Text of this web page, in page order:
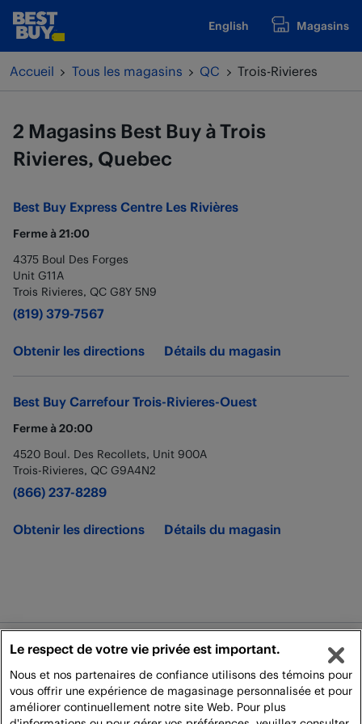
Passer au contenu
www.bestbuy.ca English Magasins
Accueil Tous les magasins QC Trois-Rivieres
2 Magasins Best Buy à Trois
Rivieres, Quebec
Best Buy Express Centre Les Rivières
Ferme à 21:00
4375 Boul Des Forges
Unit G11A
Trois Rivieres, QC G8Y 5N9
(819) 379-7567
Obtenir les directions Détails du magasin
Best Buy Carrefour Trois-Rivieres-Ouest
Ferme à 20:00
4520 Boul. Des Recollets, Unit 900A
Trois-Rivieres, QC G9A4N2
(866) 237-8289
Obtenir les directions Détails du magasin
Juridique
Politique de Livraison
Tous droits réservés. Pour utilisation personnelle et non commerciale
Le respect de votre vie privée est important.
Nous et nos partenaires de confiance utilisons des témoins pour
vous offrir une expérience de magasinage personnalisée et pour
améliorer continuellement notre site Web. Pour plus